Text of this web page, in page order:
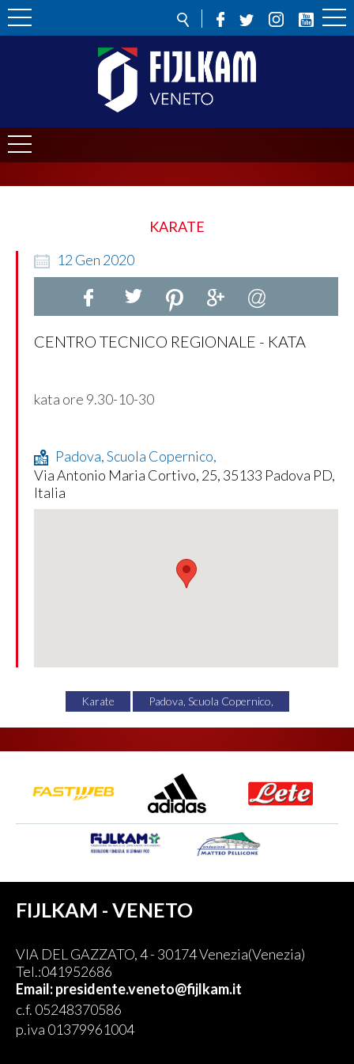
KARATE
12 Gen 2020
CENTRO TECNICO REGIONALE - KATA
kata ore 9.30-10-30
Padova, Scuola Copernico,
Via Antonio Maria Cortivo, 25, 35133 Padova PD,
Italia
Karate Padova, Scuola Copernico,
FIJLKAM - VENETO
VIA DEL GAZZATO, 4 - 30174 Venezia(Venezia)
Tel.:041952686
Email: presidente.veneto@fijlkam.it
c.f. 05248370586
p.iva 01379961004